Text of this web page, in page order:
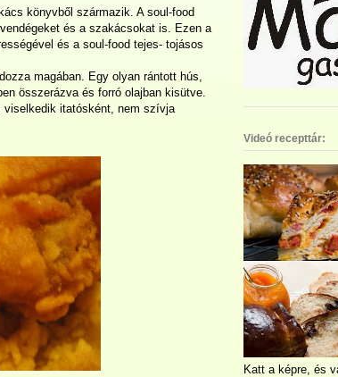
könyvből származik. A soul-food
és a szakácsokat is. Ezen a
és a soul-food tejes- tojásos
magában. Egy olyan rántott hús,
összerázva és forró olajban kisütve.
viselkedik itatósként, nem szívja
Videó recepttár:
Katt a képre, és